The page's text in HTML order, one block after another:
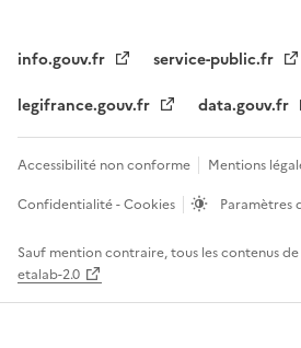
info.gouv.fr
service-public.fr
legifrance.gouv.fr
data.gouv.fr
Accessibilité non conforme Mentions
Confidentialité - Cookies
Paramètres
Sauf mention contraire, tous les contenus
etalab-2.0